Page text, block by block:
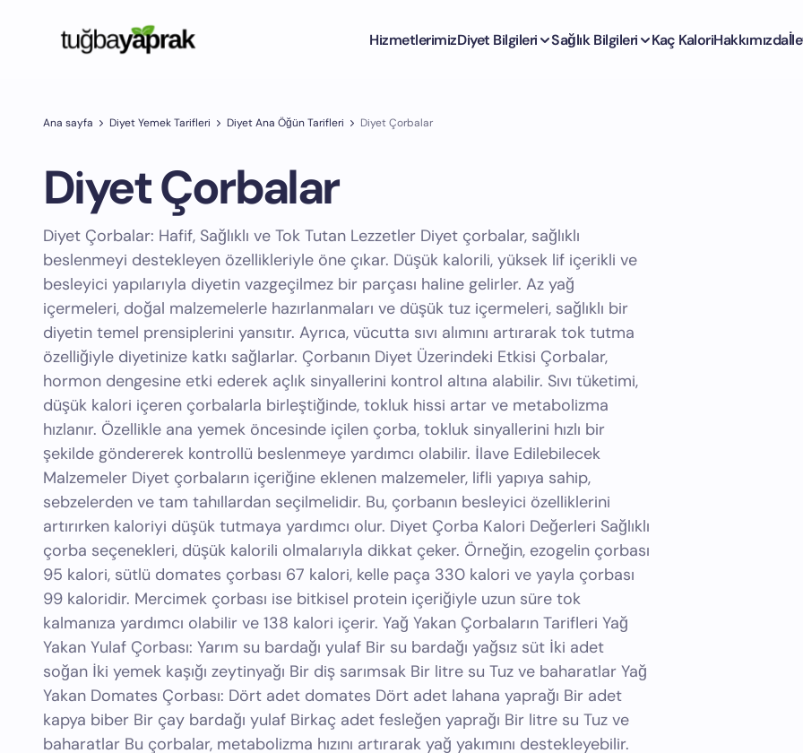
HizmetlerimizDiyet Bilgileri Sağlık Bilgileri Kaç KaloriHakkımızda
Ana sayfa Diyet Yemek Tarifleri Diyet Ana Öğün Tarifleri Diyet Çorbalar
Diyet Çorbalar
Diyet Çorbalar: Hafif, Sağlıklı ve Tok Tutan Lezzetler Diyet çorbalar, sağlıklı
beslenmeyi destekleyen özellikleriyle öne çıkar. Düşük kalorili, yüksek lif içerikli ve
besleyici yapılarıyla diyetin vazgeçilmez bir parçası haline gelirler. Az yağ
içermeleri, doğal malzemelerle hazırlanmaları ve düşük tuz içermeleri, sağlıklı bir
diyetin temel prensiplerini yansıtır. Ayrıca, vücutta sıvı alımını artırarak tok tutma
özelliğiyle diyetinize katkı sağlarlar. Çorbanın Diyet Üzerindeki Etkisi Çorbalar,
hormon dengesine etki ederek açlık sinyallerini kontrol altına alabilir. Sıvı tüketimi,
düşük kalori içeren çorbalarla birleştiğinde, tokluk hissi artar ve metabolizma
hızlanır. Özellikle ana yemek öncesinde içilen çorba, tokluk sinyallerini hızlı bir
şekilde göndererek kontrollü beslenmeye yardımcı olabilir. İlave Edilebilecek
Malzemeler Diyet çorbaların içeriğine eklenen malzemeler, lifli yapıya sahip,
sebzelerden ve tam tahıllardan seçilmelidir. Bu, çorbanın besleyici özelliklerini
artırırken kaloriyi düşük tutmaya yardımcı olur. Diyet Çorba Kalori Değerleri Sağlıklı
çorba seçenekleri, düşük kalorili olmalarıyla dikkat çeker. Örneğin, ezogelin çorbası
95 kalori, sütlü domates çorbası 67 kalori, kelle paça 330 kalori ve yayla çorbası
99 kaloridir. Mercimek çorbası ise bitkisel protein içeriğiyle uzun süre tok
kalmanıza yardımcı olabilir ve 138 kalori içerir. Yağ Yakan Çorbaların Tarifleri Yağ
Yakan Yulaf Çorbası: Yarım su bardağı yulaf Bir su bardağı yağsız süt İki adet
soğan İki yemek kaşığı zeytinyağı Bir diş sarımsak Bir litre su Tuz ve baharatlar Yağ
Yakan Domates Çorbası: Dört adet domates Dört adet lahana yaprağı Bir adet
kapya biber Bir çay bardağı yulaf Birkaç adet fesleğen yaprağı Bir litre su Tuz ve
baharatlar Bu çorbalar, metabolizma hızını artırarak yağ yakımını destekleyebilir.